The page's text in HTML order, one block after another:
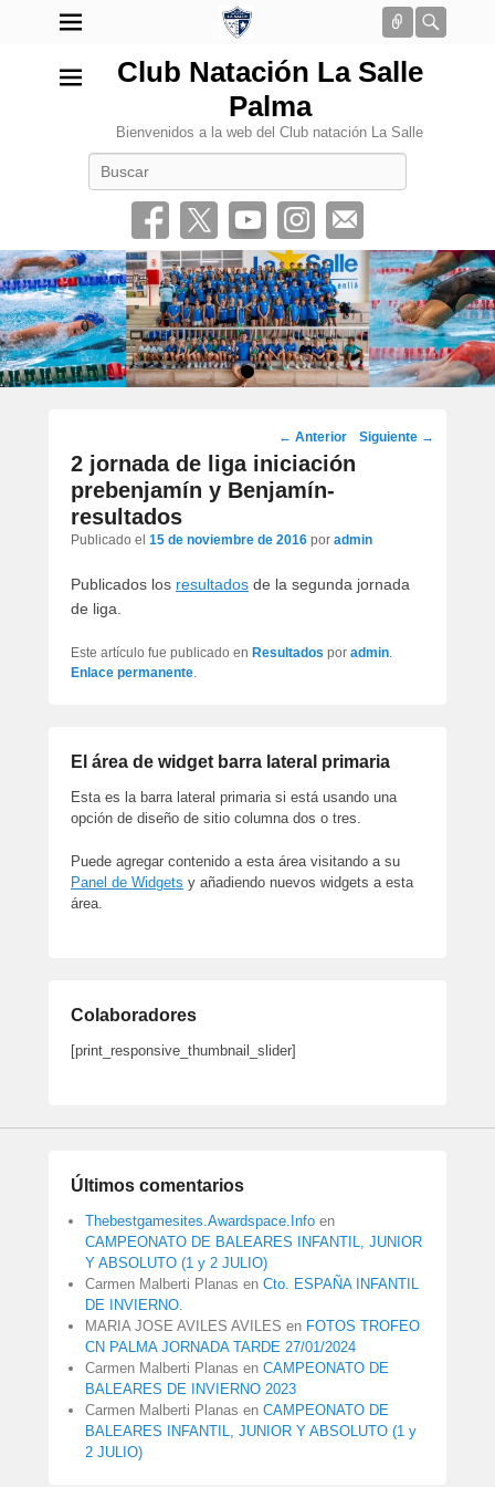
Conectar
Club Natación La Salle
Palma
Bienvenidos a la web del Club natación La Salle
•
Navegación
por
los
← Anterior Siguiente →
2 jornada de liga iniciación
prebenjamín y Benjamín-
resultados
Publicado el 15 de noviembre de 2016 por admin
Publicados los resultados de la segunda jornada
de liga.
Este artículo fue publicado en Resultados por admin.
Enlace permanente.
El área de widget barra lateral primaria
Esta es la barra lateral primaria si está usando una
opción de diseño de sitio columna dos o tres.
Puede agregar contenido a esta área visitando a su
Panel de Widgets y añadiendo nuevos widgets a esta
área.
Colaboradores
[print_responsive_thumbnail_slider]
Últimos comentarios
Thebestgamesites.Awardspace.Info en
CAMPEONATO DE BALEARES INFANTIL, JUNIOR
Y ABSOLUTO (1 y 2 JULIO)
Carmen Malberti Planas en Cto. ESPAÑA INFANTIL
DE INVIERNO.
MARIA JOSE AVILES AVILES en FOTOS TROFEO
CN PALMA JORNADA TARDE 27/01/2024
Carmen Malberti Planas en CAMPEONATO DE
BALEARES DE INVIERNO 2023
Carmen Malberti Planas en CAMPEONATO DE
BALEARES INFANTIL, JUNIOR Y ABSOLUTO (1 y
2 JULIO)